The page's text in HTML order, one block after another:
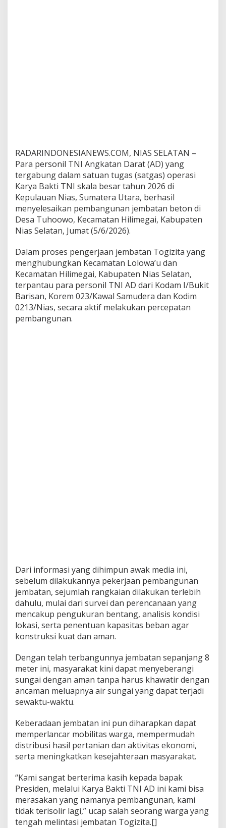
d
a
H
a
r
a
p
a
n
a
r
u
RADARINDONESIANEWS.COM, NIAS SELATAN –
Para personil TNI Angkatan Darat (AD) yang
tergabung dalam satuan tugas (satgas) operasi
Karya Bakti TNI skala besar tahun 2026 di
Kepulauan Nias, Sumatera Utara, berhasil
menyelesaikan pembangunan jembatan beton di
Desa Tuhoowo, Kecamatan Hilimegai, Kabupaten
Nias Selatan, Jumat (5/6/2026).
Dalam proses pengerjaan jembatan Togizita yang
menghubungkan Kecamatan Lolowa’u dan
Kecamatan Hilimegai, Kabupaten Nias Selatan,
terpantau para personil TNI AD dari Kodam I/Bukit
Barisan, Korem 023/Kawal Samudera dan Kodim
0213/Nias, secara aktif melakukan percepatan
pembangunan.
Dari informasi yang dihimpun awak media ini,
sebelum dilakukannya pekerjaan pembangunan
jembatan, sejumlah rangkaian dilakukan terlebih
dahulu, mulai dari survei dan perencanaan yang
mencakup pengukuran bentang, analisis kondisi
lokasi, serta penentuan kapasitas beban agar
konstruksi kuat dan aman.
Dengan telah terbangunnya jembatan sepanjang 8
meter ini, masyarakat kini dapat menyeberangi
sungai dengan aman tanpa harus khawatir dengan
ancaman meluapnya air sungai yang dapat terjadi
sewaktu-waktu.
Keberadaan jembatan ini pun diharapkan dapat
memperlancar mobilitas warga, mempermudah
distribusi hasil pertanian dan aktivitas ekonomi,
serta meningkatkan kesejahteraan masyarakat.
“Kami sangat berterima kasih kepada bapak
Presiden, melalui Karya Bakti TNI AD ini kami bisa
merasakan yang namanya pembangunan, kami
tidak terisolir lagi,” ucap salah seorang warga yang
tengah melintasi jembatan Togizita.[]